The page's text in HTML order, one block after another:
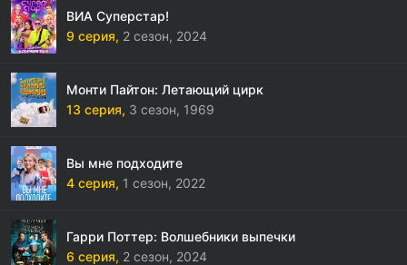
ВИА Суперстар!
9 серия, 2 сезон, 2024
Монти Пайтон: Летающий цирк
13 серия, 3 сезон, 1969
Вы мне подходите
4 серия, 1 сезон, 2022
Гарри Поттер: Волшебники выпечки
6 серия, 2 сезон, 2024